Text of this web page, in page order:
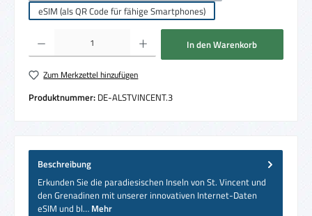
eSIM (als QR Code für fähige Smartphones)
Produkt Anzahl: Gib den gewünschten Wert ein oder benutze die Schaltflächen um
In den Warenkorb
Zum Merkzettel hinzufügen
Produktnummer: DE-ALSTVINCENT.3
Beschreibung
Erkunden Sie die paradiesischen Inseln von St. Vincent und
den Grenadinen mit unserer innovativen Internet-Daten
eSIM und bl… Mehr